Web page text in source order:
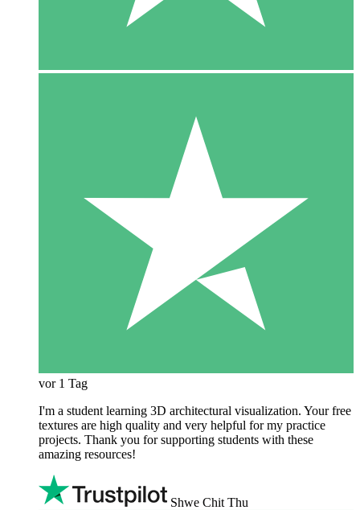
vor 1 Tag
I'm a student learning 3D architectural visualization. Your free
textures are high quality and very helpful for my practice
projects. Thank you for supporting students with these
amazing resources!
Shwe Chit Thu